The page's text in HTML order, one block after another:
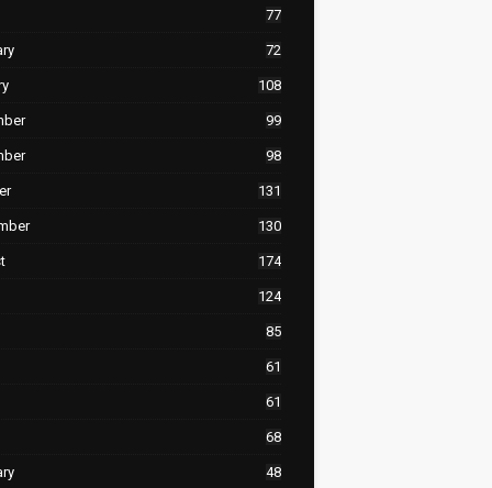
77
72
108
99
98
131
130
174
124
85
61
61
68
48